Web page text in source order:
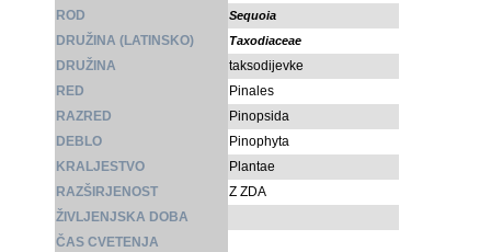
ROD
Sequoia
DRUŽINA (LATINSKO) Taxodiaceae
DRUŽINA
taksodijevke
RED
Pinales
RAZRED
Pinopsida
DEBLO
Pinophyta
KRALJESTVO
Plantae
RAZŠIRJENOST
Z ZDA
ŽIVLJENJSKA DOBA
ČAS CVETENJA